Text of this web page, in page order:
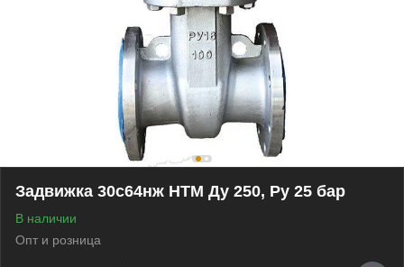
Задвижка 30c64нж НТМ Ду 250, Ру 25 бар
В наличии
Опт и розница